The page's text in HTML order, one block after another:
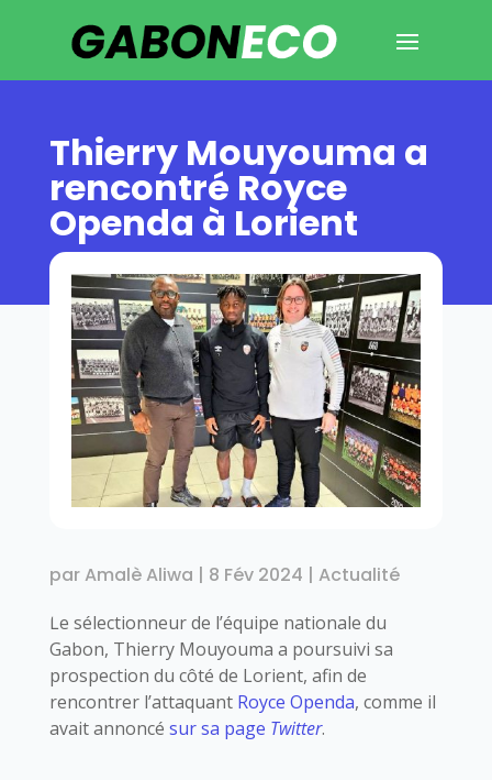
Thierry Mouyouma a
rencontré Royce
Openda à Lorient
parAmalè Aliwa | 8 Fév 2024 | Actualité
Le sélectionneur de l’équipe nationale du
Gabon, Thierry Mouyouma a poursuivi sa
prospection du côté de Lorient, afin de
rencontrer l’attaquant Royce Openda, comme il
avait annoncé sur sa page Twitter.